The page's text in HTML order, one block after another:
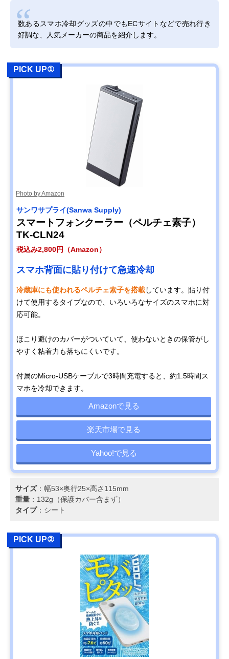
数あるスマホ冷却グッズの中でもECサイトなどで売れ行き
好調な、人気メーカーの商品を紹介します。
PICK UP①
Photo by Amazon
サンワサプライ(Sanwa Supply)
スマートフォンクーラー（ペルチェ素子）
TK-CLN24
税込み2,800円（Amazon）
スマホ背面に貼り付けて急速冷却
冷蔵庫にも使われるペルチェ素子を搭載しています。貼り付
けて使用するタイプなので、いろいろなサイズのスマホに対
応可能。
ほこり避けのカバーがついていて、使わないときの保管がし
やすく粘着力も落ちにくいです。
付属のMicro-USBケーブルで3時間充電すると、約1.5時間ス
マホを冷却できます。
Amazonで見る
楽天市場で見る
Yahoo!で見る
サイズ：幅53×奥行25×高さ115mm
重量 ：132g（保護カバー含まず）
タイプ：シート
PICK UP②